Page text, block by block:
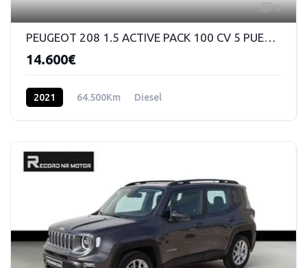
1
PEUGEOT 208 1.5 ACTIVE PACK 100 CV 5 PUERTAS DIESEL MT
14.600€
2021 64.500Km Diesel